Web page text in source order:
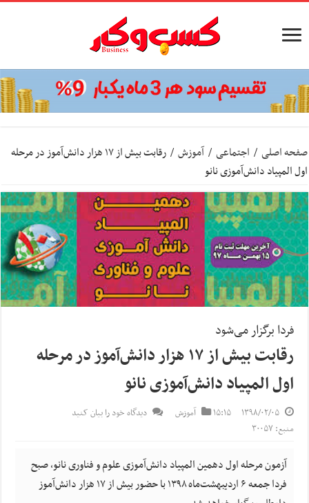
صفحه اصلی / اجتماعی / آموزش /
رقابت بیش از ۱۷ هزار دانش‌آموز در مرحله
اول المپیاد دانش‌آموزی نانو
فردا برگزار می‌شود
رقابت بیش از ۱۷ هزار دانش‌آموز در مرحله
اول المپیاد دانش‌آموزی نانو
۱۳۹۸/۰۲/۰۵ ۱۵:۱۵ آموزش
دیدگاه خود را بیان کنید
منبع: ۳۰۰۵۷
آزمون مرحله اول دهمین المپیاد دانش‌آموزی علوم و فناوری نانو، صبح
فردا جمعه ۶ اردیبهشت‌ماه ۱۳۹۸ با حضور بیش از ۱۷ هزار دانش‌آموز